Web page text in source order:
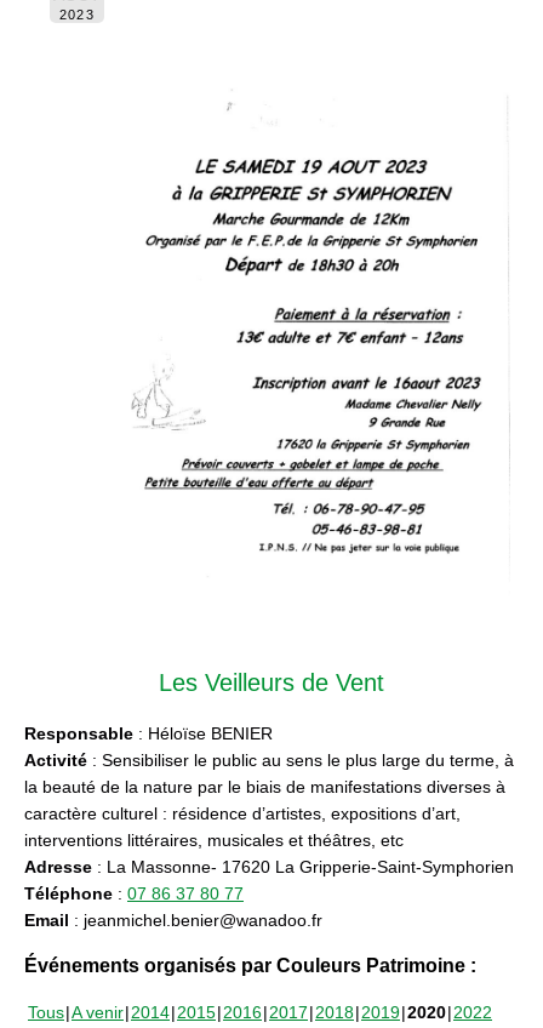
2023
Les Veilleurs de Vent
Responsable : Héloïse BENIER
Activité : Sensibiliser le public au sens le plus large du terme, à
la beauté de la nature par le biais de manifestations diverses à
caractère culturel : résidence d’artistes, expositions d’art,
interventions littéraires, musicales et théâtres, etc
Adresse : La Massonne- 17620 La Gripperie-Saint-Symphorien
Téléphone : 07 86 37 80 77
Email : jeanmichel.benier@wanadoo.fr
Événements organisés par Couleurs Patrimoine :
Tous A venir 2014 2015 2016 2017 2018 2019 2020 2022